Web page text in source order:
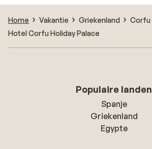
Home Vakantie Griekenland Corfu
Hotel Corfu Holiday Palace
Populaire landen
Spanje
Griekenland
Egypte